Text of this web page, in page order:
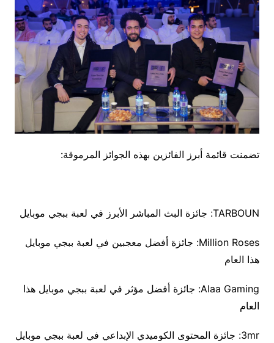
تضمنت قائمة أبرز الفائزين بهذه الجوائز المرموقة:
TARBOUN: جائزة البث المباشر الأبرز في لعبة ببجي موبايل
Million Roses: جائزة أفضل معجبين في لعبة ببجي موبايل
هذا العام
Alaa Gaming: جائزة أفضل مؤثر في لعبة ببجي موبايل هذا
العام
3mr: جائزة المحتوى الكوميدي الإبداعي في لعبة ببجي موبايل